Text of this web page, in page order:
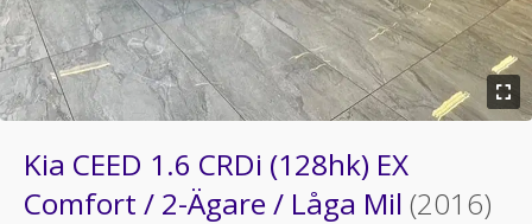
Kia CEED 1.6 CRDi (128hk) EX
Comfort / 2-Ägare / Låga Mil (2016)